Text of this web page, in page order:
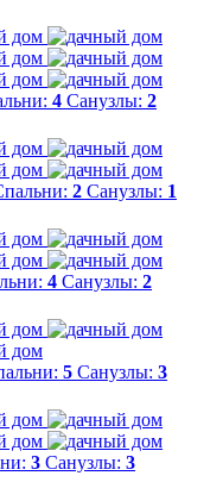
4 Санузлы: 2
2 Санузлы: 1
4 Санузлы: 2
5 Санузлы: 3
3 Санузлы: 3